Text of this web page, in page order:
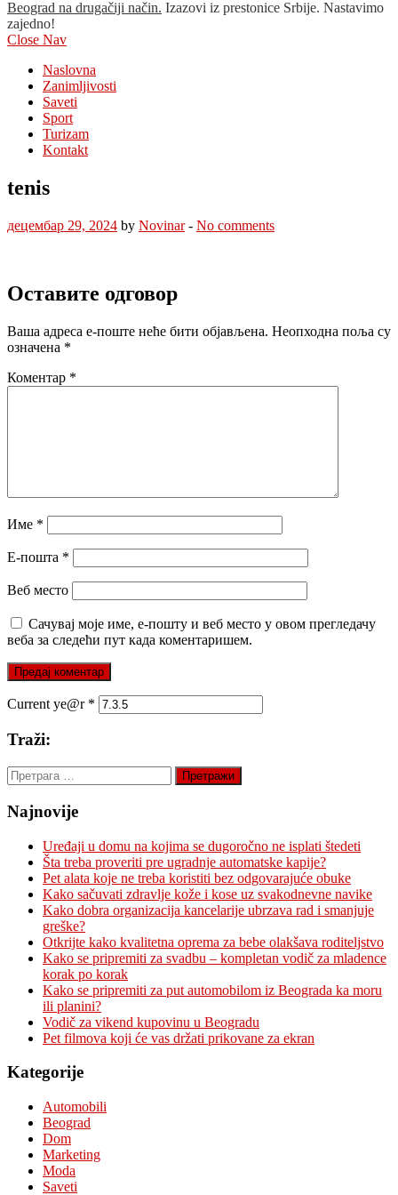
Beograd na drugačiji način. Izazovi iz prestonice Srbije. Nastavimo
zajedno!
Close Nav
Naslovna
Zanimljivosti
Saveti
Sport
Turizam
Kontakt
tenis
децембар 29, 2024 by Novinar- No comments
Оставите одговор
Ваша адреса е-поште неће бити објављена. Неопходна поља су
означена *
Коментар *
Име *
Е-пошта *
Веб место
Сачувај моје име, е-пошту и веб место у овом прегледачу
веба за следећи пут када коментаришем.
Current ye@r *
Traži:
Претрага
за:
Najnovije
Uređaji u domu na kojima se dugoročno ne isplati štedeti
Šta treba proveriti pre ugradnje automatske kapije?
Pet alata koje ne treba koristiti bez odgovarajuće obuke
Kako sačuvati zdravlje kože i kose uz svakodnevne navike
Kako dobra organizacija kancelarije ubrzava rad i smanjuje
greške?
Otkrijte kako kvalitetna oprema za bebe olakšava roditeljstvo
Kako se pripremiti za svadbu – kompletan vodič za mladence
korak po korak
Kako se pripremiti za put automobilom iz Beograda ka moru
ili planini?
Vodič za vikend kupovinu u Beogradu
Pet filmova koji će vas držati prikovane za ekran
Kategorije
Automobili
Beograd
Dom
Marketing
Moda
Saveti